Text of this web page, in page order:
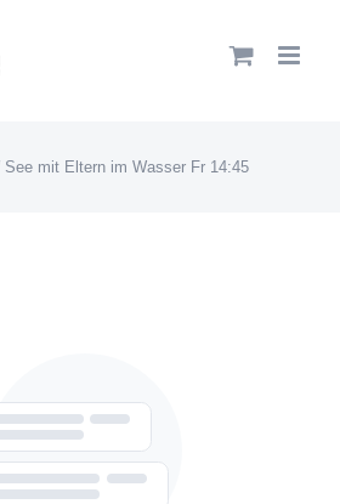
See mit Eltern im Wasser Fr 14:45